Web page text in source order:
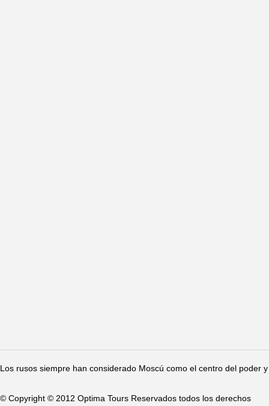
Los rusos siempre han considerado Moscú como el centro del poder
© Copyright © 2012 Optima Tours Reservados todos los derechos